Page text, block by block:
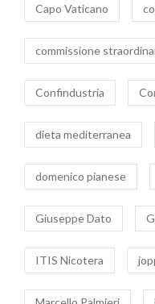
Capo Vaticano
commissione
Confindustria
dieta mediterranea
domenico pianese
Giuseppe Dato
ITIS Nicotera